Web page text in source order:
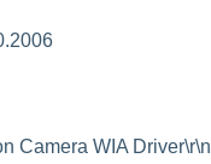
Camera WIA Driver\r\n